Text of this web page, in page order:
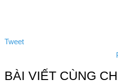
Tweet
BÀI VIẾT CÙNG